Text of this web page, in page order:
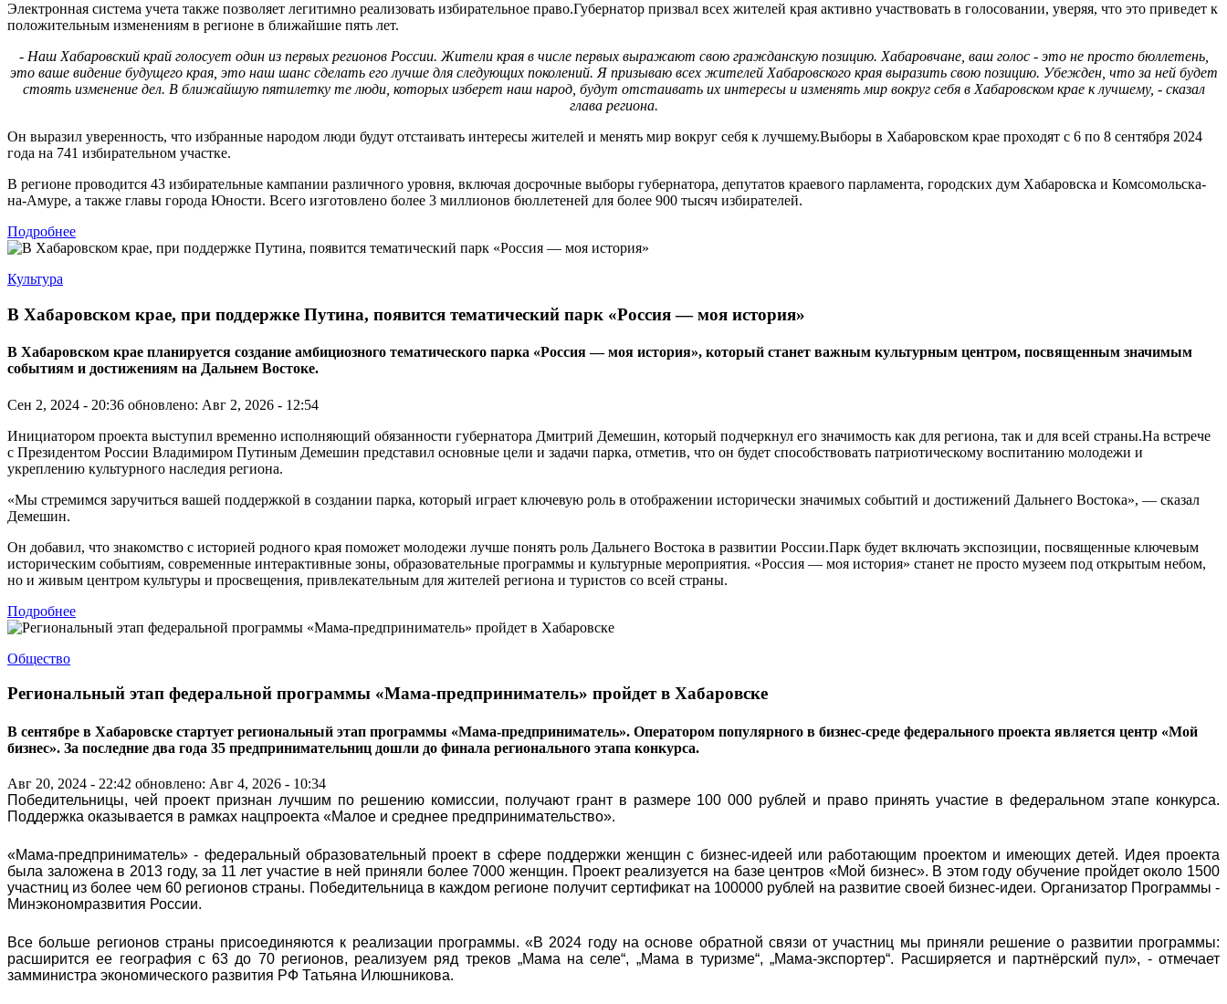
Электронная система учета также позволяет легитимно реализовать избирательное право.Губернатор призвал всех жителей края активно участвовать в голосовании, уверяя, что это приведет к
положительным изменениям в регионе в ближайшие пять лет.
- Наш Хабаровский край голосует один из первых регионов России. Жители края в числе первых выражают свою гражданскую позицию. Хабаровчане, ваш голос - это не просто бюллетень,
это ваше видение будущего края, это наш шанс сделать его лучше для следующих поколений. Я призываю всех жителей Хабаровского края выразить свою позицию. Убежден, что за ней будет
стоять изменение дел. В ближайшую пятилетку те люди, которых изберет наш народ, будут отстаивать их интересы и изменять мир вокруг себя в Хабаровском крае к лучшему, - сказал
глава региона.
Он выразил уверенность, что избранные народом люди будут отстаивать интересы жителей и менять мир вокруг себя к лучшему.Выборы в Хабаровском крае проходят с 6 по 8 сентября 2024
года на 741 избирательном участке.
В регионе проводится 43 избирательные кампании различного уровня, включая досрочные выборы губернатора, депутатов краевого парламента, городских дум Хабаровска и Комсомольска-
на-Амуре, а также главы города Юности. Всего изготовлено более 3 миллионов бюллетеней для более 900 тысяч избирателей.
Подробнее
Культура
В Хабаровском крае, при поддержке Путина, появится тематический парк «Россия — моя история»
В Хабаровском крае планируется создание амбициозного тематического парка «Россия — моя история», который станет важным культурным центром, посвященным значимым
событиям и достижениям на Дальнем Востоке.
Сен 2, 2024 - 20:36 обновлено: Авг 2, 2026 - 12:54
Инициатором проекта выступил временно исполняющий обязанности губернатора Дмитрий Демешин, который подчеркнул его значимость как для региона, так и для всей страны.На встрече
с Президентом России Владимиром Путиным Демешин представил основные цели и задачи парка, отметив, что он будет способствовать патриотическому воспитанию молодежи и
укреплению культурного наследия региона.
«Мы стремимся заручиться вашей поддержкой в создании парка, который играет ключевую роль в отображении исторически значимых событий и достижений Дальнего Востока», — сказал
Демешин.
Он добавил, что знакомство с историей родного края поможет молодежи лучше понять роль Дальнего Востока в развитии России.Парк будет включать экспозиции, посвященные ключевым
историческим событиям, современные интерактивные зоны, образовательные программы и культурные мероприятия. «Россия — моя история» станет не просто музеем под открытым небом,
но и живым центром культуры и просвещения, привлекательным для жителей региона и туристов со всей страны.
Подробнее
Общество
Региональный этап федеральной программы «Мама-предприниматель» пройдет в Хабаровске
В сентябре в Хабаровске стартует региональный этап программы «Мама-предприниматель». Оператором популярного в бизнес-среде федерального проекта является центр «Мой
бизнес». За последние два года 35 предпринимательниц дошли до финала регионального этапа конкурса.
Авг 20, 2024 - 22:42 обновлено: Авг 4, 2026 - 10:34
Победительницы, чей проект признан лучшим по решению комиссии, получают грант в размере 100 000 рублей и право принять участие в федеральном этапе конкурса.
Поддержка оказывается в рамках нацпроекта «Малое и среднее предпринимательство».
«Мама-предприниматель» - федеральный образовательный проект в сфере поддержки женщин с бизнес-идеей или работающим проектом и имеющих детей. Идея проекта
была заложена в 2013 году, за 11 лет участие в ней приняли более 7000 женщин. Проект реализуется на базе центров «Мой бизнес». В этом году обучение пройдет около 1500
участниц из более чем 60 регионов страны. Победительница в каждом регионе получит сертификат на 100000 рублей на развитие своей бизнес-идеи. Организатор Программы -
Минэкономразвития России.
Все больше регионов страны присоединяются к реализации программы. «В 2024 году на основе обратной связи от участниц мы приняли решение о развитии программы:
расширится ее география с 63 до 70 регионов, реализуем ряд треков „Мама на селе“, „Мама в туризме“, „Мама-экспортер“. Расширяется и партнёрский пул», - отмечает
замминистра экономического развития РФ Татьяна Илюшникова.